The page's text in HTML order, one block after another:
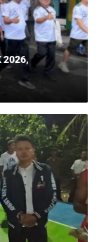
2026,